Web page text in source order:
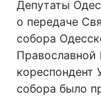
Депутаты
о передаче
собора
собора было